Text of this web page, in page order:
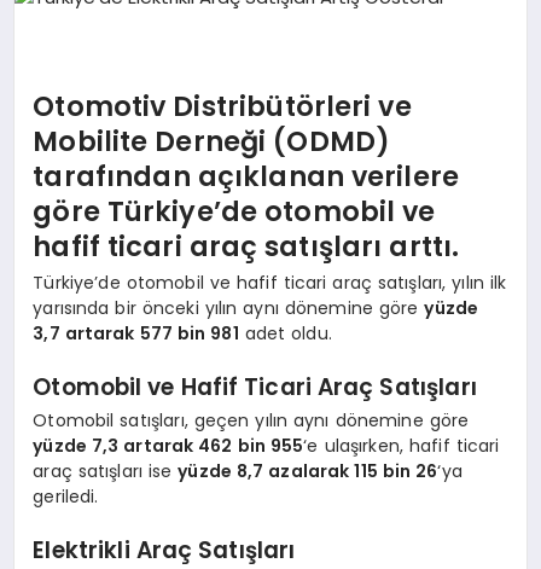
Otomotiv Distribütörleri ve
Mobilite Derneği (ODMD)
tarafından açıklanan verilere
göre Türkiye’de otomobil ve
hafif ticari araç satışları arttı.
Türkiye’de otomobil ve hafif ticari araç satışları, yılın ilk
yarısında bir önceki yılın aynı dönemine göreyüzde
3,7 artarak 577 bin 981 adet oldu.
Otomobil ve Hafif Ticari Araç Satışları
Otomobil satışları, geçen yılın aynı dönemine göre
yüzde 7,3 artarak 462 bin 955‘e ulaşırken, hafif ticari
araç satışları iseyüzde 8,7 azalarak 115 bin 26‘ya
geriledi.
Elektrikli Araç Satışları